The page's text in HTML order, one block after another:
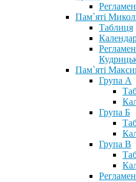
Пам`яті
Таблиця
Пам`яті
Група А
Група Б
Група В